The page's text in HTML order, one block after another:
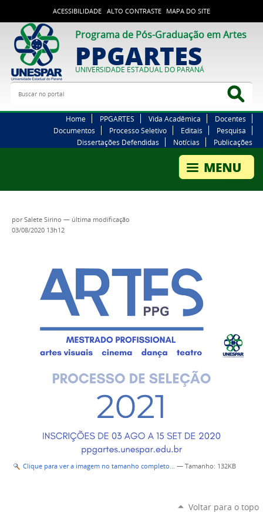
ACESSIBILIDADE ALTO CONTRASTE MAPA DO SITE
Programa de Pós-Graduação em Artes
PPGARTES
UNIVERSIDADE ESTADUAL DO PARANÁ
Buscar no portal
Home PPGARTES Vida Acadêmica
Docentes
Documentos
Processo Seletivo Editais
Pesquisa
Dissertações Defendidas
Notícias Publicações
porSalete Sirino — última modificação
03/08/2020 13h12
Clique para ver a imagem no tamanho completo… — Tamanho: 132KB
Voltar para o topo